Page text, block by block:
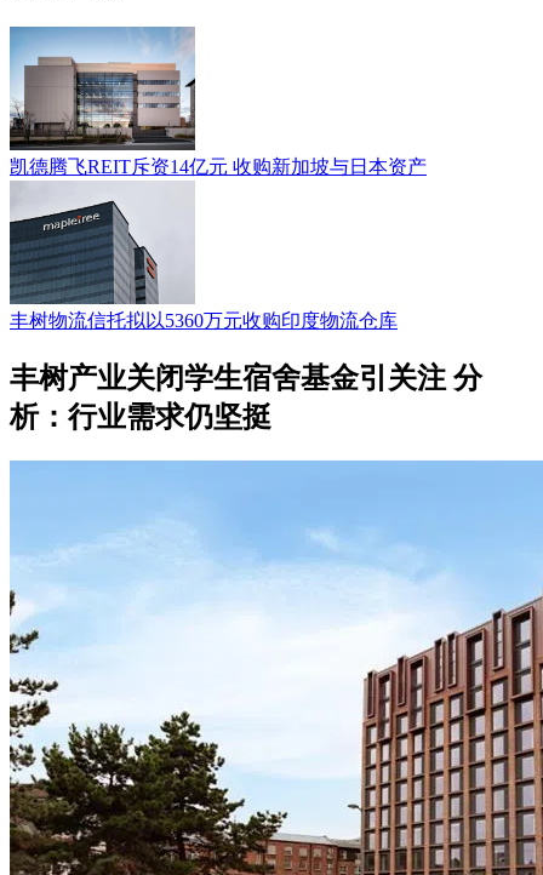
凯德腾飞REIT斥资14亿元 收购新加坡与日本资产
丰树物流信托拟以5360万元收购印度物流仓库
丰树产业关闭学生宿舍基金引关注 分
析：行业需求仍坚挺